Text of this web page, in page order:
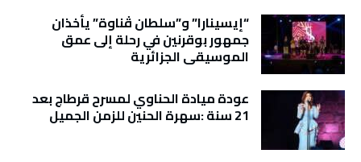
“إيسينارا” و”سلطان ڤناوة” يأخذان
جمهور بوقرنين في رحلة إلى عمق
الموسيقى الجزائرية
عودة ميادة الحناوي لمسرح قرطاج بعد
21 سنة :سهرة الحنين للزمن الجميل